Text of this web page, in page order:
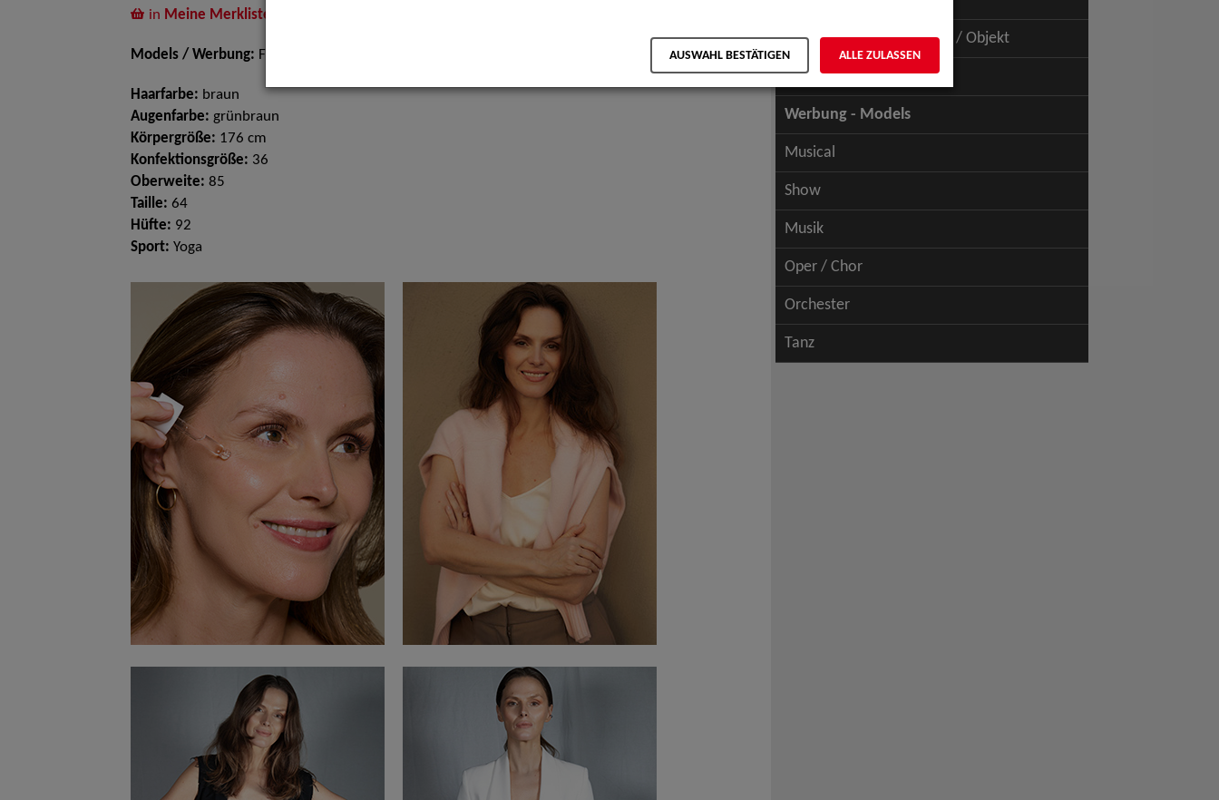
in Meine Merkliste
Models / Werbung: Fotomodell
Haarfarbe: braun
Augenfarbe: grünbraun
Körpergröße: 176 cm
Konfektionsgröße: 36
Oberweite: 85
Taille: 64
Hüfte: 92
Sport: Yoga
Schauspiel - Figur / Puppe / Objekt
Werbung - Talents
Werbung - Models
Musical
Show
Musik
Oper / Chor
Orchester
Tanz
AUSWAHL BESTÄTIGEN ALLE ZULASSEN